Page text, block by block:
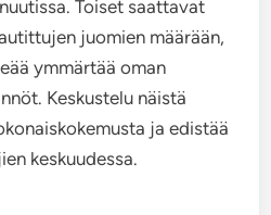
Toiset saattavat
juomien määrään,
ymmärtää oman
Keskustelu näistä
ja edistää
keskuudessa.